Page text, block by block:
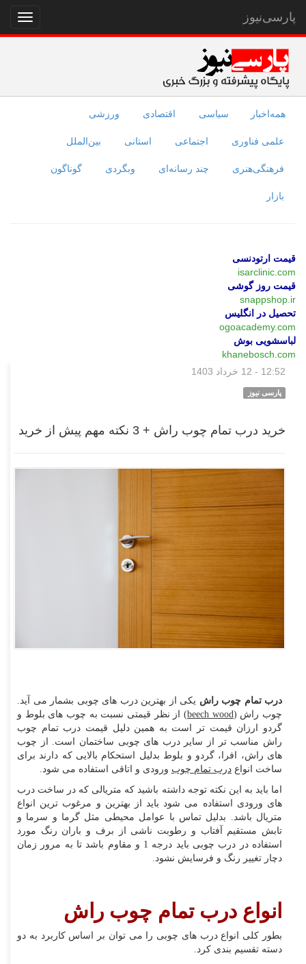
نمایش
منو
پارسی‌نیوز
همه‌اخبار سیاسی اقتصادی ورزشی
علمی فناوری اجتماعی استانی بین‌الملل
فرهنگی‌هنری چند رسانه‌ای وبگردی گوناگون
بازار
قیمت ارتودنسی
isarclinic.com
قیمت روز گوشی
snappshop.ir
تحصیل در انگلیس
ogoacademy.com
لباسشویی بوش
khanebosch.com
12:52 - 12 خرداد 1403
پارسی نیوز
خرید درب تمام چوب راش + 3 نکته مهم پیش از خرید
درب تمام چوب راش یکی از بهترین درب های چوبی بشمار می آید.
چوب راش (beech wood) از نظر قیمتی نسبت به چوب های بلوط و
گردو ارزان قیمت تر است به همین دلیل قیمت درب تمام چوب
راش مناسب تر از سایر درب های چوبی ساختمان است. از چوب
های راش، افرا، گردو و بلوط بدلیل استحکام بالایی که دارند برای
ساخت انواع درب تمام چوب ورودی و اتاقی استفاده می شود.
اما باید به این نکته توجه داشته باشید که متریالی که در ساخت درب
های ورودی استفاده می شود باید از بهترین و مرغوب ترین انواع
متریال باشد. بدلیل تماس با عوامل محیطی مثل گرما و سرما و
تابش مستقیم آفتاب و رطوبت ناشی از برف و باران رنگ مورد
استفاده در درب چوبی باید درجه 1 و مقاوم باشد تا به مرور زمان
دچار تغییر رنگ و فرسایش نشود.
انواع درب تمام چوب راش
بطور کلی انواع درب های چوبی را می توان بر اساس کاربرد به دو
دسته تقسیم بندی کرد.